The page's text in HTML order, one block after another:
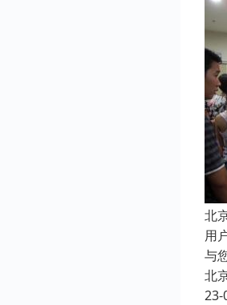
北
用
与
北
23-